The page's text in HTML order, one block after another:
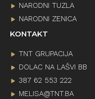
NARODNI TUZLA
NARODNI ZENICA
KONTAKT
TNT GRUPACIJA
DOLAC NA LAŠVI BB
387 62 553 222
MELISA@TNT.BA